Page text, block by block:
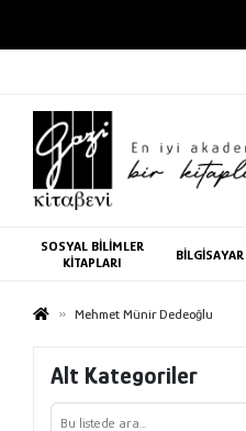
SOSYAL BİLİMLER
KİTAPLARI
BİLGİSAYAR
Mehmet Münir Dedeoğlu
Alt Kategoriler